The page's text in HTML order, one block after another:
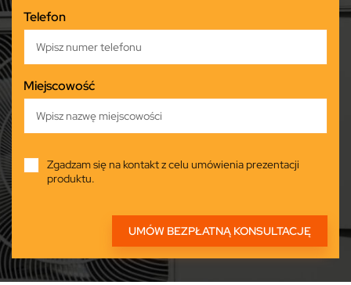
Telefon
Miejscowość
Zgadzam się na kontakt z celu umówienia prezentacji
produktu.